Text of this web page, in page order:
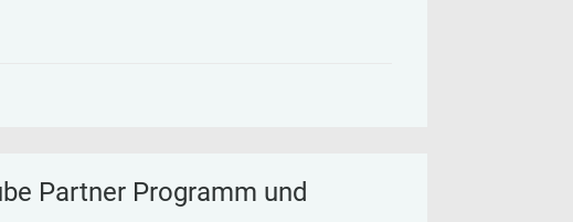
Partner Programm und